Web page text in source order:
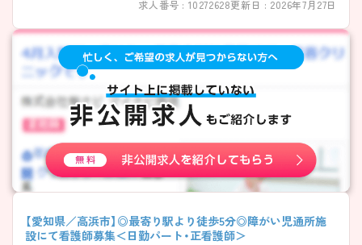
求人番号 : 10272628更新日 : 2026年7月27日
【愛知県／高浜市】◎最寄り駅より徒歩5分◎障がい児通所施
設にて看護師募集＜日勤パート・正看護師＞